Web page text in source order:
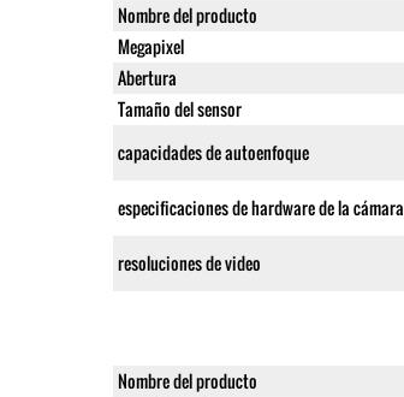
Nombre del producto
Megapixel
Abertura
Tamaño del sensor
capacidades de autoenfoque
especificaciones de hardware de la cámara
resoluciones de video
Nombre del producto